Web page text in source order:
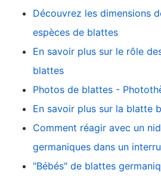
Découvrez les dimensions
espèces de blattes
En savoir plus sur le rôle
blattes
Photos de blattes -
En savoir plus sur la blatte
Comment réagir avec un
germaniques dans un
"Bébés" de blattes